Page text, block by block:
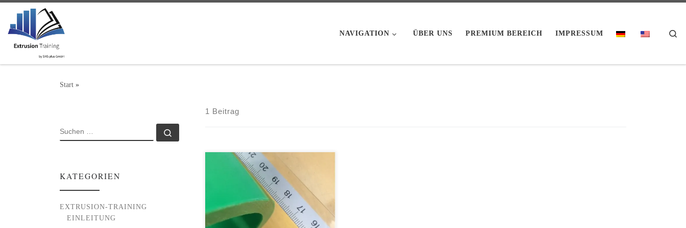
Zum Inhalt springen
NAVIGATION ÜBER UNS PREMIUM BEREICH IMPRESSUM
Start »
1 Beitrag
Rohrendeneinfall ist eines der
häufigsten Probleme bei der
Extrusion von Rohren und tritt
insbesondere dann auf, wenn auf den
Produktionslinien hohe
Produktionsgeschwindigkeiten
SUCHE
KATEGORIEN
EXTRUSION-TRAINING
EINLEITUNG